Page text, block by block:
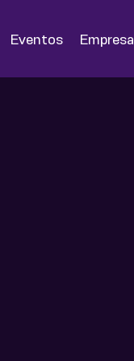
Eventos Empresa